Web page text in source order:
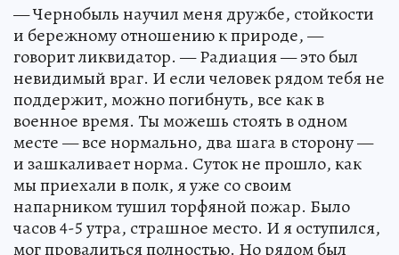
— Чернобыль научил меня дружбе, стойкости
и бережному отношению к природе, —
говорит ликвидатор. — Радиация — это был
невидимый враг. И если человек рядом тебя не
поддержит, можно погибнуть, все как в
военное время. Ты можешь стоять в одном
месте — все нормально, два шага в сторону —
и зашкаливает норма. Суток не прошло, как
мы приехали в полк, я уже со своим
напарником тушил торфяной пожар. Было
часов 4-5 утра, страшное место. И я оступился,
мог провалиться полностью. Но рядом был